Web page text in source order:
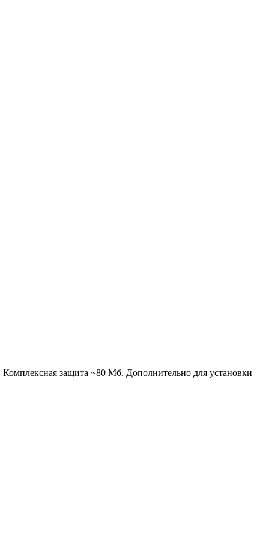
защита ~80 Мб. Дополнительно для установки